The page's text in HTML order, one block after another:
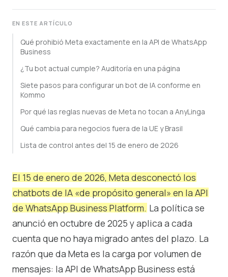
EN ESTE ARTÍCULO
Qué prohibió Meta exactamente en la API de WhatsApp
Business
¿Tu bot actual cumple? Auditoría en una página
Siete pasos para configurar un bot de IA conforme en
Kommo
Por qué las reglas nuevas de Meta no tocan a AnyLinga
Qué cambia para negocios fuera de la UE y Brasil
Lista de control antes del 15 de enero de 2026
El 15 de enero de 2026, Meta desconectó los
chatbots de IA «de propósito general» en la API
de WhatsApp Business Platform. La política se
anunció en octubre de 2025 y aplica a cada
cuenta que no haya migrado antes del plazo. La
razón que da Meta es la carga por volumen de
mensajes: la API de WhatsApp Business está